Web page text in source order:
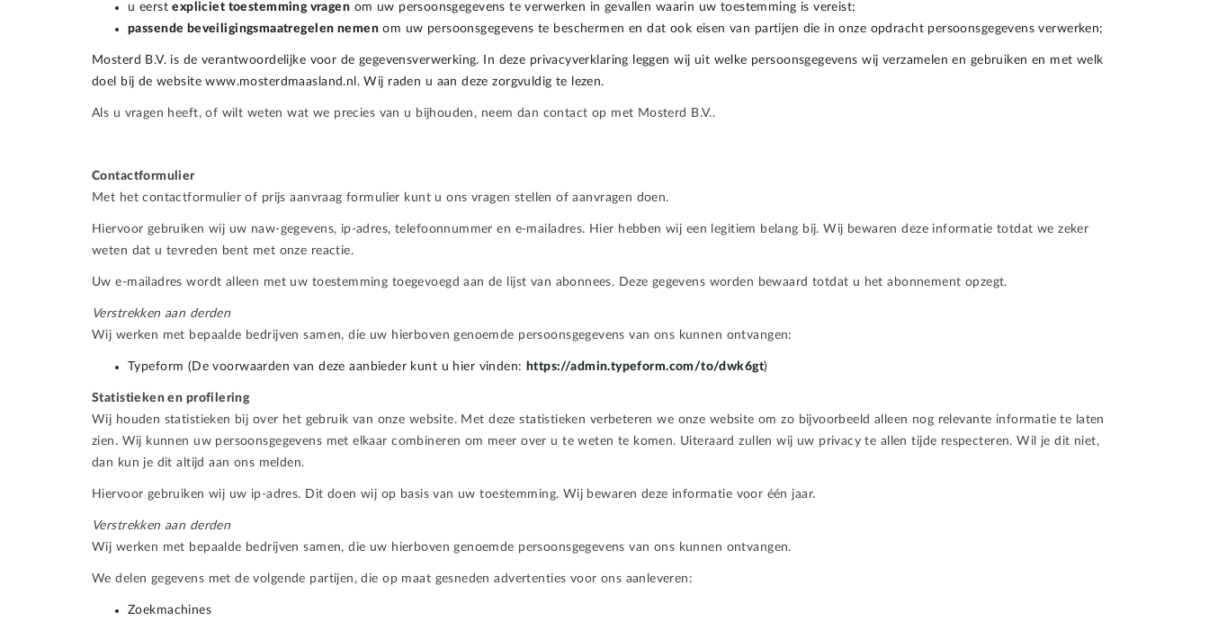
u eerstexpliciet toestemming vragen om uw persoonsgegevens te verwerken in gevallen waarin uw toestemming is vereist;
passende beveiligingsmaatregelen nemenom uw persoonsgegevens te beschermen en dat ook eisen van partijen die in onze opdracht persoonsgegevens verwerken;
Mosterd B.V. is de verantwoordelijke voor de gegevensverwerking. In deze privacyverklaring leggen wij uit welke persoonsgegevens wij verzamelen en gebruiken en met welk
doel bij de website www.mosterdmaasland.nl. Wij raden u aan deze zorgvuldig te lezen.
Als u vragen heeft, of wilt weten wat we precies van u bijhouden, neem dan contact op met Mosterd B.V..
Contactformulier
Met het contactformulier of prijs aanvraag formulier kunt u ons vragen stellen of aanvragen doen.
Hiervoor gebruiken wij uw naw-gegevens, ip-adres, telefoonnummer en e-mailadres. Hier hebben wij een legitiem belang bij. Wij bewaren deze informatie totdat we zeker
weten dat u tevreden bent met onze reactie.
Uw e-mailadres wordt alleen met uw toestemming toegevoegd aan de lijst van abonnees. Deze gegevens worden bewaard totdat u het abonnement opzegt.
Verstrekken aan derden
Wij werken met bepaalde bedrijven samen, die uw hierboven genoemde persoonsgegevens van ons kunnen ontvangen:
Typeform (De voorwaarden van deze aanbieder kunt u hier vinden: https://admin.typeform.com/to/dwk6gt)
Statistieken en profilering
Wij houden statistieken bij over het gebruik van onze website. Met deze statistieken verbeteren we onze website om zo bijvoorbeeld alleen nog relevante informatie te laten
zien. Wij kunnen uw persoonsgegevens met elkaar combineren om meer over u te weten te komen. Uiteraard zullen wij uw privacy te allen tijde respecteren. Wil je dit niet,
dan kun je dit altijd aan ons melden.
Hiervoor gebruiken wij uw ip-adres. Dit doen wij op basis van uw toestemming. Wij bewaren deze informatie voor één jaar.
Verstrekken aan derden
Wij werken met bepaalde bedrijven samen, die uw hierboven genoemde persoonsgegevens van ons kunnen ontvangen.
We delen gegevens met de volgende partijen, die op maat gesneden advertenties voor ons aanleveren:
Zoekmachines